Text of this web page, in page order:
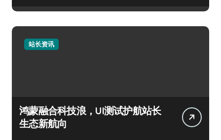
站长资讯
鸿蒙融合科技浪，UI测试护航站长
生态新航向